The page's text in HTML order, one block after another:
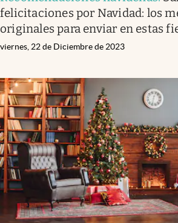
felicitaciones por Navidad: los
originales para enviar en estas
viernes, 22 de Diciembre de 2023